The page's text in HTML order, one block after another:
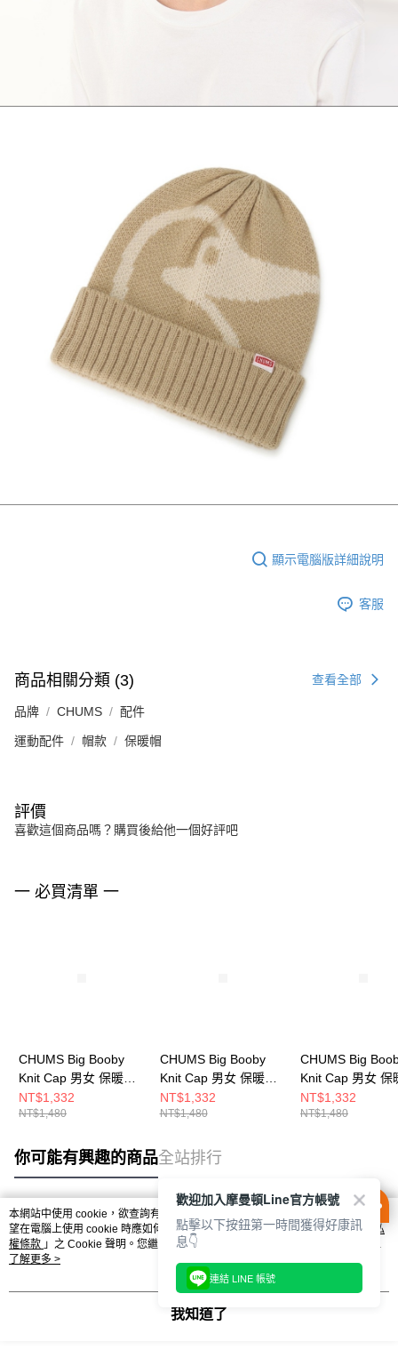
顯示電腦版詳細說明
客服
商品相關分類 (3) 查看全部
品牌 CHUMS 配件
運動配件 帽款 保暖帽
評價
喜歡這個商品嗎？購買後給他一個好評吧
一 必買清單 一
CHUMS Big Booby
Knit Cap 男女 保暖帽
灰色 CH051445G001
NT$1,332
NT$1,480
CHUMS Big Booby
Knit Cap 男女 保暖帽
深藍 CH051445N001
NT$1,332
NT$1,480
CHUMS Big
Knit Cap 男女 保
勃根地紅
CH051445R026
NT$1,332
NT$1,480
你可能有興趣的商品全站排行
熱門標籤
本網站中使用 cookie，欲查詢有關本網站使用 cookie 方式之詳情，及若您不希
望在電腦上使用 cookie 時應如何變更電腦的 cookie 設定，請參閱本網站「
隱私
權條款 」之 Cookie 聲明。您繼續使用本網站即表示您同意本公司得按本網站使
用條款之 Cookie 聲明使用 cookie。
了解更多 >
我知道了
歡迎加入摩曼頓Line官方帳號
點擊以下按鈕第一時間獲得好康訊
息👇
連結 LINE 帳號